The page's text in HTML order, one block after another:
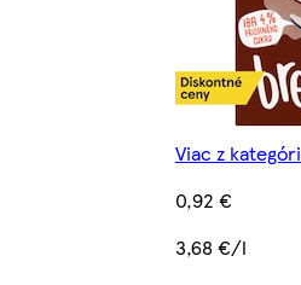
Viac z
0,92 €
3,68 €/l